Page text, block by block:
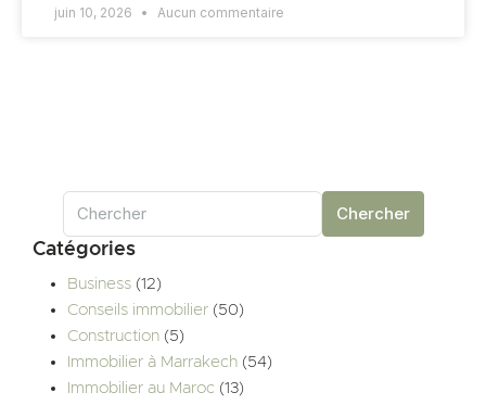
juin 10, 2026 Aucun commentaire
Chercher
Catégories
Business (12)
Conseils immobilier (50)
Construction (5)
Immobilier à Marrakech (54)
Immobilier au Maroc (13)